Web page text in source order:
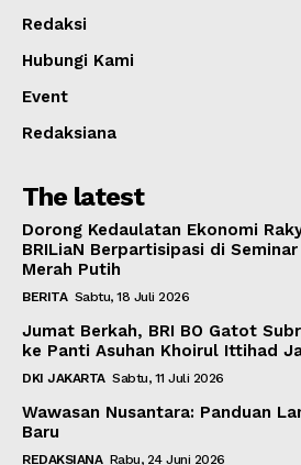
Redaksi
Hubungi Kami
Event
Redaksiana
The latest
Dorong Kedaulatan Ekonomi
BRILiaN Berpartisipasi di
Merah Putih
BERITA Sabtu, 18 Juli 2026
Jumat Berkah, BRI BO Gatot
ke Panti Asuhan Khoirul Ittihad
DKI JAKARTA Sabtu, 11 Juli 2026
Wawasan Nusantara: Panduan
Baru
REDAKSIANA Rabu, 24 Juni 2026